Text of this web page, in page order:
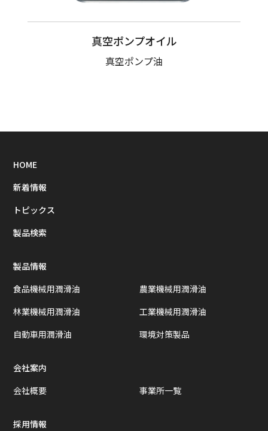
真空ポンプオイル
真空ポンプ油
HOME
新着情報
トピックス
製品検索
製品情報
食品機械用潤滑油
農業機械用潤滑油
林業機械用潤滑油
工業機械用潤滑油
自動車用潤滑油
環境対策製品
会社案内
会社概要
事業所一覧
採用情報